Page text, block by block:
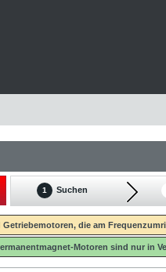
1 Suchen
die am
Motoren sind nur in